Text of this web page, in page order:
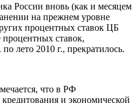
России вновь (как и месяцем
на прежнем уровне
процентных ставок ЦБ
ставок,
лето 2010 г., прекратилось.
что в РФ
и экономической